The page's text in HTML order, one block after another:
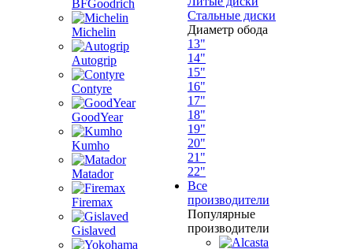
BFGoodrich
Michelin
Autogrip
Contyre
GoodYear
Kumho
Matador
Firemax
Gislaved
Стальные диски
Диаметр обода
13"
14"
15"
16"
17"
18"
19"
20"
21"
22"
Все
производители
Популярные
производители